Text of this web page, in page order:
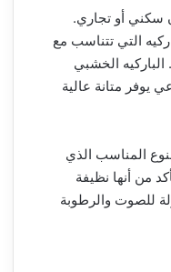
سكني أو تجاري.
التي تتناسب مع
الخشبي
يوفر متانة عالية
المناسب الذي
من أنها نظيفة
للصوت والرطوبة